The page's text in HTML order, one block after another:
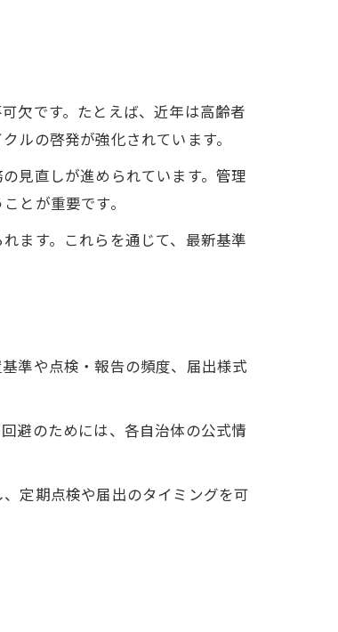
欠です。たとえば、近年は高齢者
ルの啓発が強化されています。
見直しが進められています。管理
とが重要です。
ます。これらを通じて、最新基準
準や点検・報告の頻度、届出様式
避のためには、各自治体の公式情
定期点検や届出のタイミングを可